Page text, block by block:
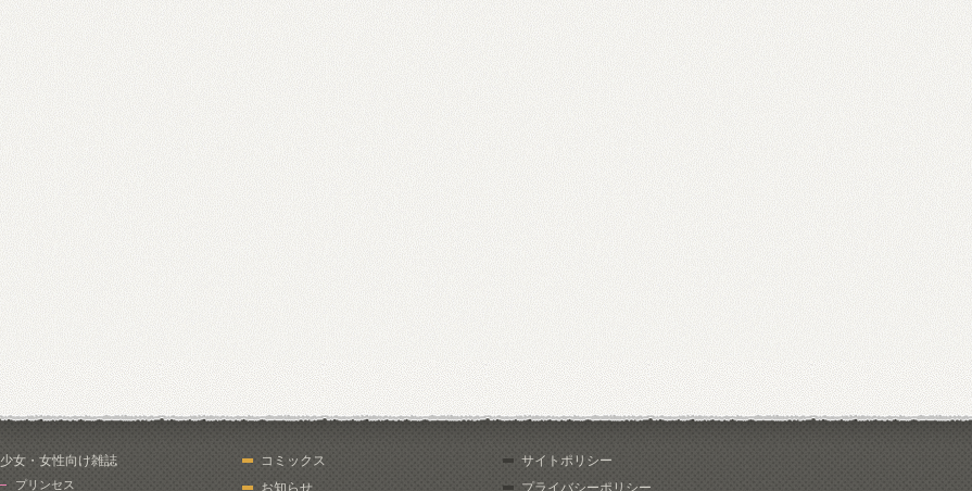
少女・女性向け雑誌
プリンセス
コミックス
お知らせ
サイトポリシー
プライバシーポリシー